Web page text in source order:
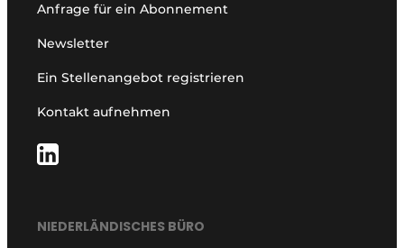
Anfrage für ein Abonnement
Newsletter
Ein Stellenangebot registrieren
Kontakt aufnehmen
NIEDERLÄNDISCHES BÜRO